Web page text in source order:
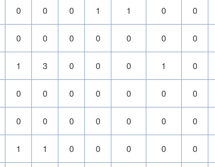
0 0 0 1 1 0 0
0 0 0 0 0 0 0
1 3 0 0 0 1 0
0 0 0 0 0 0 0
0 0 0 0 0 0 0
1 1 0 0 0 0 0